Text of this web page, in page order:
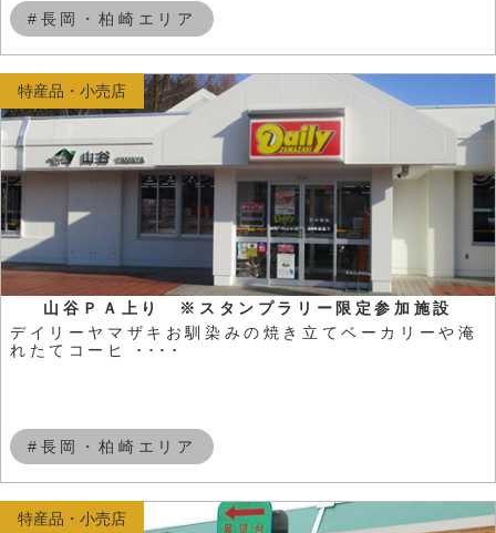
#長岡・柏崎エリア
山谷ＰＡ上り ※スタンプラリー限定参加施設
デイリーヤマザキお馴染みの焼き立てベーカリーや淹
れたてコーヒ ････
#長岡・柏崎エリア
特産品・小売店
特産品・小売店